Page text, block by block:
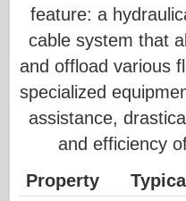
feature: a
cable system that
and offload various
specialized
assistance,
and efficiency
Property